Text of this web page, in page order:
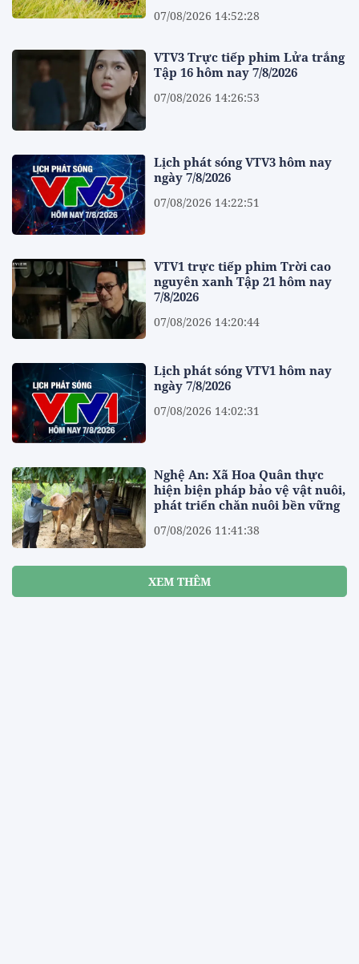
07/08/2026 14:52:28
VTV3 Trực tiếp phim Lửa trắng
Tập 16 hôm nay 7/8/2026
07/08/2026 14:26:53
Lịch phát sóng VTV3 hôm nay
ngày 7/8/2026
07/08/2026 14:22:51
VTV1 trực tiếp phim Trời cao
nguyên xanh Tập 21 hôm nay
7/8/2026
07/08/2026 14:20:44
Lịch phát sóng VTV1 hôm nay
ngày 7/8/2026
07/08/2026 14:02:31
Nghệ An: Xã Hoa Quân thực
hiện biện pháp bảo vệ vật nuôi,
phát triển chăn nuôi bền vững
07/08/2026 11:41:38
XEM THÊM